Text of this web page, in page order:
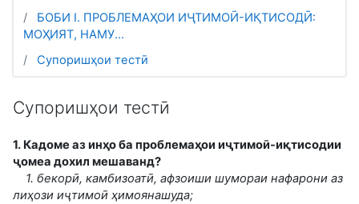
БОБИ I. ПРОБЛЕМАҲОИ ИҶТИМОӢ-ИҚТИСОДӢ:
МОҲИЯТ, НАМУ...
Супоришҳои тестӣ
Супоришҳои тестӣ
1. Кадоме аз инҳо ба проблемаҳои иҷтимоӣ-иқтисодии
ҷомеа дохил мешаванд?
1. бекорӣ, камбизоатӣ, афзоиши шумораи нафарони аз
лиҳози иҷтимоӣ ҳимоянашуда;